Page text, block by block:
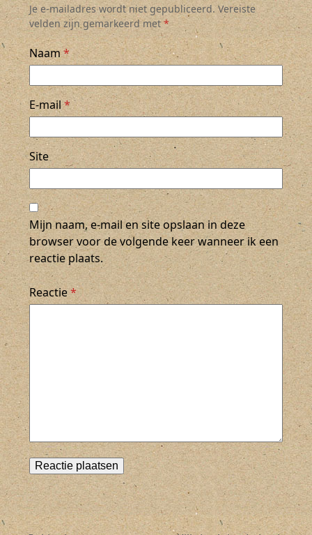
Je e-mailadres wordt niet gepubliceerd. Vereiste
velden zijn gemarkeerd met*
Naam*
E-mail*
Site
Mijn naam, e-mail en site opslaan in deze
browser voor de volgende keer wanneer ik een
reactie plaats.
Reactie*